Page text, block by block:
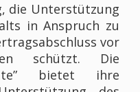
die Unterstützung
in Anspruch zu
vor
schützt. Die
bietet ihre